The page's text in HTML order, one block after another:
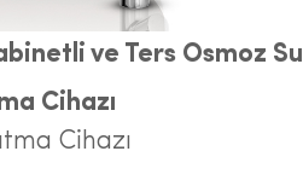
ve Ters Osmoz Su
Cihazı
Cihazı